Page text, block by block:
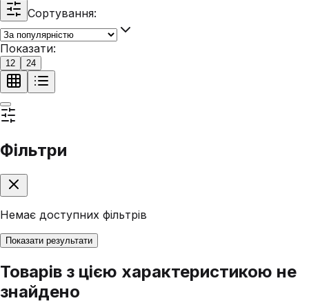
Сортування:
Показати:
12 24
Фільтри
Немає доступних фільтрів
Показати результати
Товарів з цією характеристикою не
знайдено